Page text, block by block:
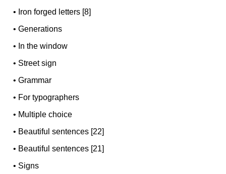
• Iron forged letters [8]
•Generations
• In the window
• Street sign
•Grammar
• For typographers
• Multiple choice
• Beautiful sentences [22]
• Beautiful sentences [21]
• Signs